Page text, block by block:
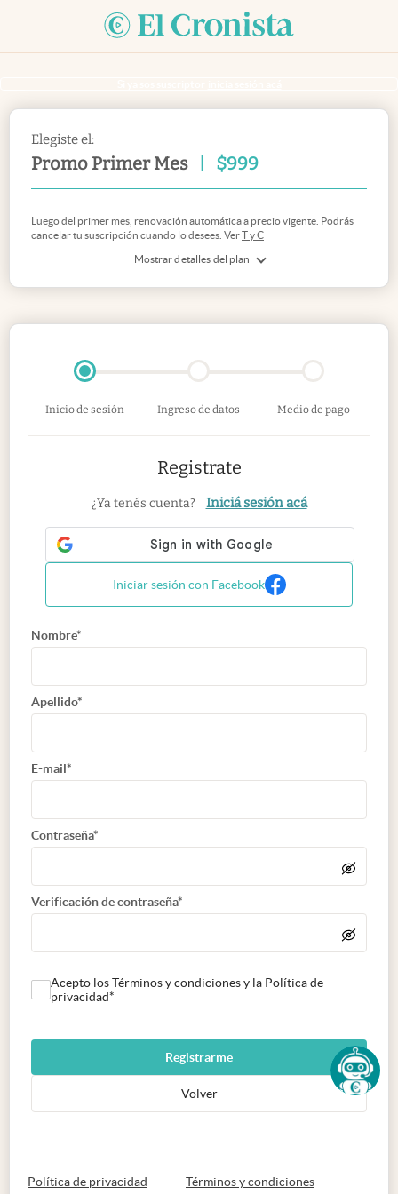
Elegiste el:
Promo Primer Mes $999
Mostrar detalles del plan
Luego del primer mes, renovación automática a precio vigente. Podrás
cancelar tu suscripción cuando lo desees. VerT y C
Inicio de sesión Ingreso de datos Medio de pago
Registrate
¿Ya tenés cuenta? Iniciá sesión acá
Iniciar sesión con Facebook
Nombre*
Apellido*
E-mail*
Contraseña*
Verificación de contraseña*
Acepto los Términos y condiciones y la Política de
privacidad*
Registrarme
Volver
Política de privacidad abre en nueva pestaña
Términos y condicionesabre en nueva